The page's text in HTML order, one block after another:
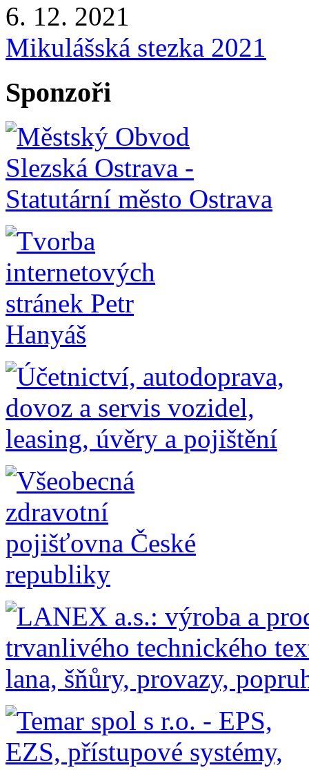
6. 12. 2021
Mikulášská stezka 2021
Sponzoři